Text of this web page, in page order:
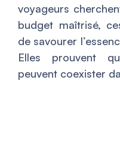
voyageurs
budget maîtrisé,
de savourer
Elles prouvent
peuvent coexister